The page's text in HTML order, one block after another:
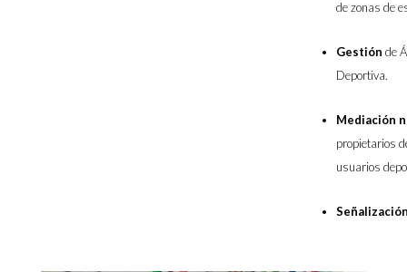
de zonas de
Gestión de
Deportiva.
Mediación
propietarios
usuarios